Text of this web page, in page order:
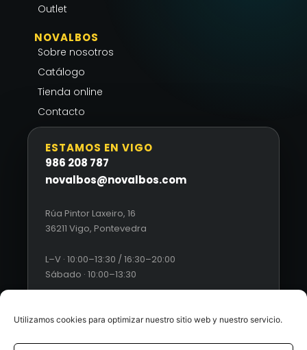
Utilizamos cookies para optimizar nuestro sitio web y nuestro servicio.
Outlet
NOVALBOS
Sobre nosotros
Catálogo
Tienda online
Contacto
ESTAMOS EN VIGO
986 208 787
novalbos@novalbos.com
Rúa Pintor Laxeiro, 16
36211 Vigo, Pontevedra
L–V · 10:00–13:30 / 16:30–20:00
Sábado · 10:00–13:30